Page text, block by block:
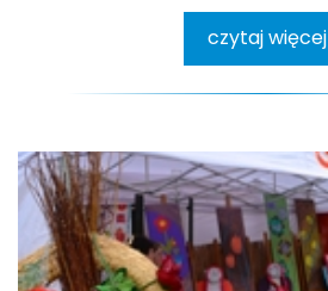
czytaj więcej